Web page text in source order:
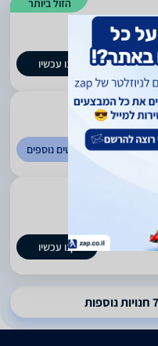
הזול ביותר
קנו עכשיו
לפרטים נוספים
קנו עכשיו